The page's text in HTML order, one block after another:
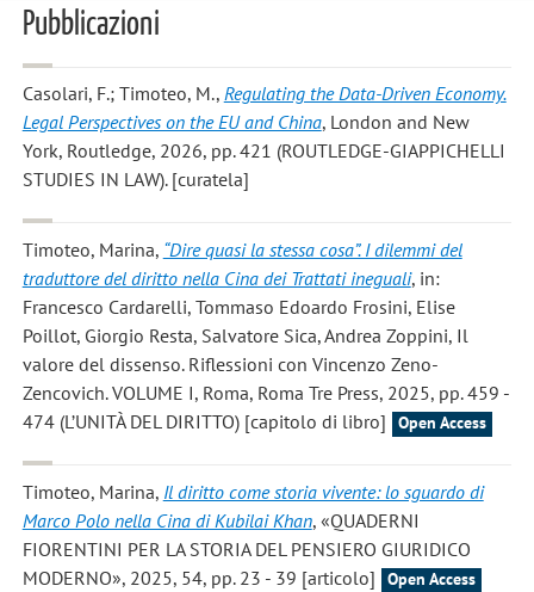
Pubblicazioni
Casolari, F.; Timoteo, M., Regulating the Data-Driven Economy.
Legal Perspectives on the EU and China, London and New
York, Routledge, 2026, pp. 421 (ROUTLEDGE-GIAPPICHELLI
STUDIES IN LAW). [curatela]
Timoteo, Marina, “Dire quasi la stessa cosa”. I dilemmi del
traduttore del diritto nella Cina dei Trattati ineguali, in:
Francesco Cardarelli, Tommaso Edoardo Frosini, Elise
Poillot, Giorgio Resta, Salvatore Sica, Andrea Zoppini, Il
valore del dissenso. Riflessioni con Vincenzo Zeno-
Zencovich. VOLUME I, Roma, Roma Tre Press, 2025, pp. 459 -
474 (L’UNITÀ DEL DIRITTO) [capitolo di libro]
Open Access
Timoteo, Marina, Il diritto come storia vivente: lo sguardo di
Marco Polo nella Cina di Kubilai Khan, «QUADERNI
FIORENTINI PER LA STORIA DEL PENSIERO GIURIDICO
MODERNO», 2025, 54, pp. 23 - 39 [articolo]
Open Access